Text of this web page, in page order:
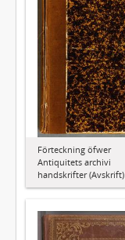
Förteckning öfwer
Antiquitets archivi
handskrifter (Avskrift)